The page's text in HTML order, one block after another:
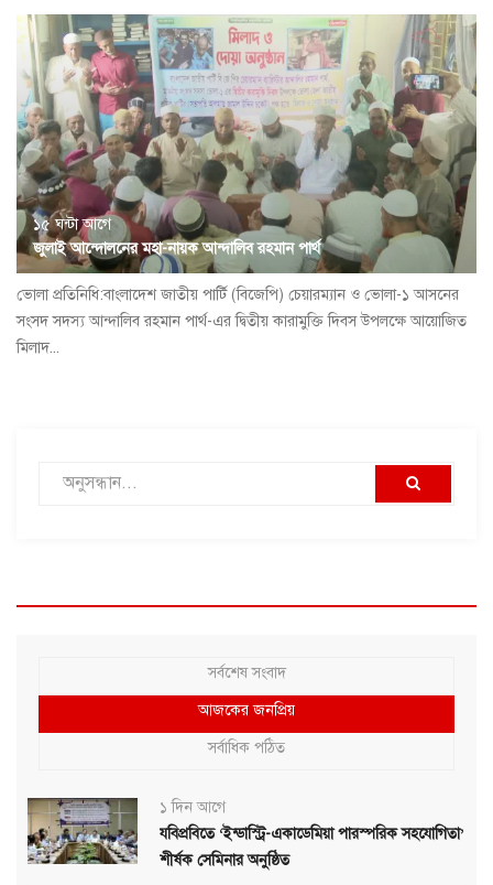
১৫ ঘন্টা আগে
জুলাই আন্দোলনের মহা-নায়ক আন্দালিব রহমান পার্থ
ভোলা প্রতিনিধি:বাংলাদেশ জাতীয় পার্টি (বিজেপি) চেয়ারম্যান ও ভোলা-১ আসনের
সংসদ সদস্য আন্দালিব রহমান পার্থ-এর দ্বিতীয় কারামুক্তি দিবস উপলক্ষে আয়োজিত
মিলাদ...
সর্বশেষ সংবাদ
আজকের জনপ্রিয়
সর্বাধিক পঠিত
১ দিন আগে
যবিপ্রবিতে ‘ইন্ডাস্ট্রি-একাডেমিয়া পারস্পরিক সহযোগিতা’
শীর্ষক সেমিনার অনুষ্ঠিত